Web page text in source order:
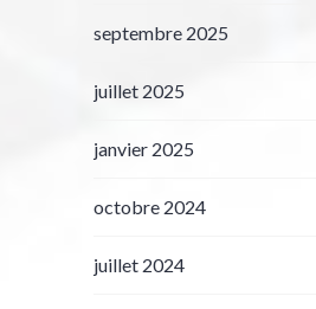
septembre 2025
juillet 2025
janvier 2025
octobre 2024
juillet 2024